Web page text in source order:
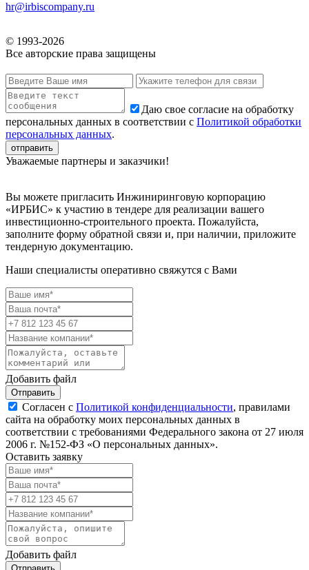
hr@irbiscompany.ru
© 1993-2026
Все авторские права защищены
Даю свое согласие на обработку
персональных данных в соответствии с Политикой обработки
персональных данных.
Уважаемые партнеры и заказчики!
Вы можете пригласить Инжиниринговую корпорацию
«ИРБИС» к участию в тендере для реализации вашего
инвестиционно-строительного проекта. Пожалуйста,
заполните форму обратной связи и, при наличии, приложите
тендерную документацию.
Наши специалисты оперативно свяжутся с Вами
Добавить файл
Отправить
Согласен с Политикой конфиденциальности, правилами
сайта на обработку моих персональных данных в
соответствии с требованиями Федерального закона от 27 июля
2006 г. №152-ФЗ «О персональных данных».
Оставить заявку
Добавить файл